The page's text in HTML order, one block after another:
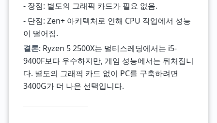
- 장점: 별도의 그래픽 카드가 필요 없음.
- 단점: Zen+ 아키텍처로 인해 CPU 작업에서 성능
이 떨어짐.
결론: Ryzen 5 2500X는 멀티스레딩에서는 i5-
9400F보다 우수하지만, 게임 성능에서는 뒤처집니
다. 별도의 그래픽 카드 없이 PC를 구축하려면
3400G가 더 나은 선택입니다.